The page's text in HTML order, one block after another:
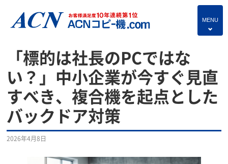
MENU
4
プランのご紹介
保守サービス
コピー機あれこれ
複合機・情報セキュリティブログ
「標的は社長のPCではな
い？」中小企業が今すぐ見直
すべき、複合機を起点とした
バックドア対策
2026年4月8日